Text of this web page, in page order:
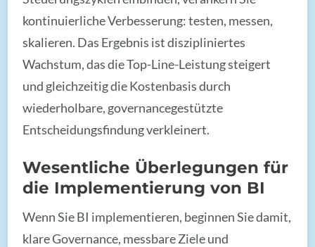
kontinuierliche Verbesserung: testen, messen,
skalieren. Das Ergebnis ist diszipliniertes
Wachstum, das die Top-Line-Leistung steigert
und gleichzeitig die Kostenbasis durch
wiederholbare, governancegestützte
Entscheidungsfindung verkleinert.
Wesentliche Überlegungen für
die Implementierung von BI
Wenn Sie BI implementieren, beginnen Sie damit,
klare Governance, messbare Ziele und